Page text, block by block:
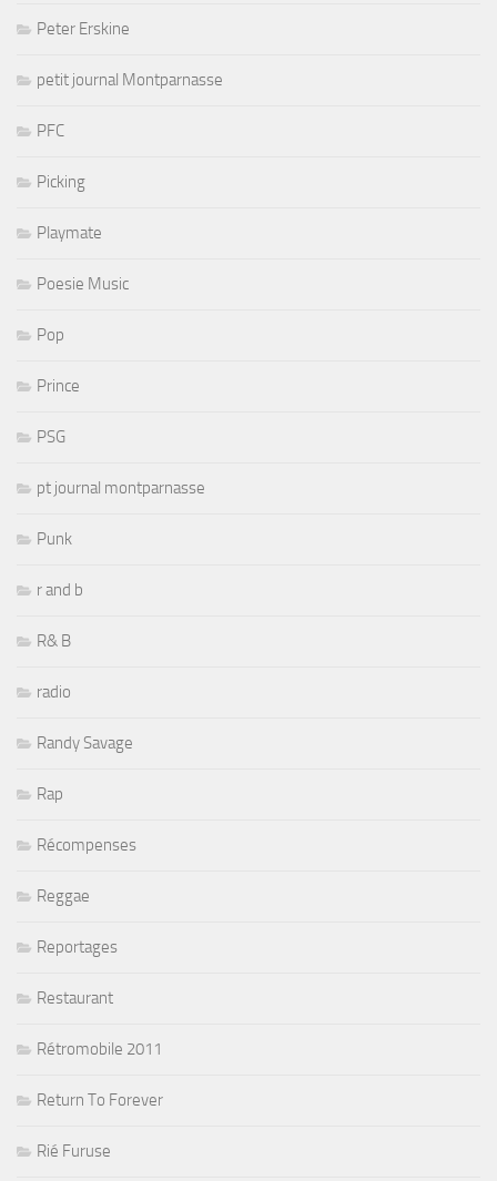
Peter Erskine
petit journal Montparnasse
PFC
Picking
Playmate
Poesie Music
Pop
Prince
PSG
pt journal montparnasse
Punk
r and b
R& B
radio
Randy Savage
Rap
Récompenses
Reggae
Reportages
Restaurant
Rétromobile 2011
Return To Forever
Rié Furuse